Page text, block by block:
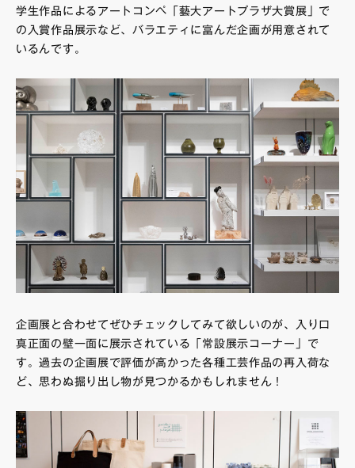
学生作品によるアートコンペ「藝大アートプラザ大賞展」で
の入賞作品展示など、バラエティに富んだ企画が用意されて
いるんです。
企画展と合わせてぜひチェックしてみて欲しいのが、入り口
真正面の壁一面に展示されている「常設展示コーナー」で
す。過去の企画展で評価が高かった各種工芸作品の再入荷な
ど、思わぬ掘り出し物が見つかるかもしれません！